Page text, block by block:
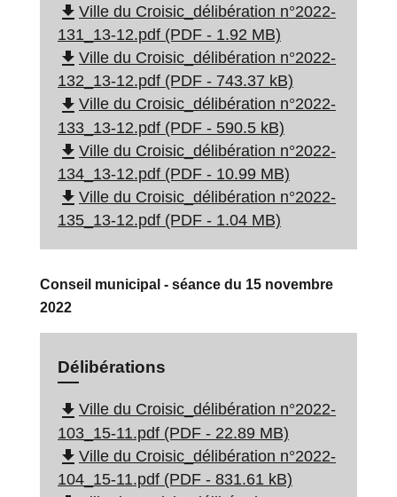
file_download Ville du Croisic_délibération n°2022-
131_13-12.pdf (PDF - 1.92 MB)
file_download Ville du Croisic_délibération n°2022-
132_13-12.pdf (PDF - 743.37 kB)
file_download Ville du Croisic_délibération n°2022-
133_13-12.pdf (PDF - 590.5 kB)
file_download Ville du Croisic_délibération n°2022-
134_13-12.pdf (PDF - 10.99 MB)
file_download Ville du Croisic_délibération n°2022-
135_13-12.pdf (PDF - 1.04 MB)
Conseil municipal - séance du 15 novembre
2022
Délibérations
file_download Ville du Croisic_délibération n°2022-
103_15-11.pdf (PDF - 22.89 MB)
file_download Ville du Croisic_délibération n°2022-
104_15-11.pdf (PDF - 831.61 kB)